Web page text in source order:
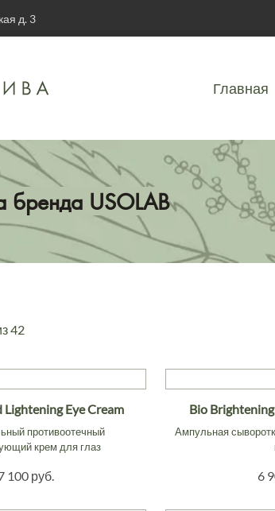
д. 3
Главная
бренда USOLAB
42
Lightening Eye Cream
противоотечный
крем для глаз
100 руб.
Bio
Ампульная
6